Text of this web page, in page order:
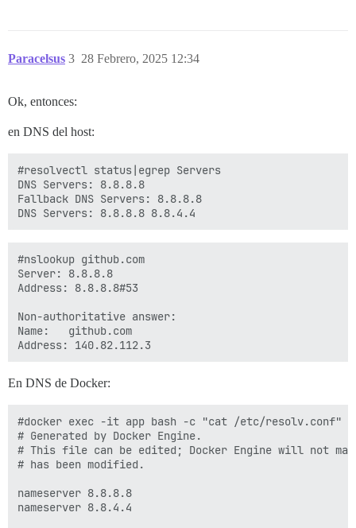
Paracelsus 28 Febrero, 2025 12:34
3
Ok, entonces:
en DNS del host:
#resolvectl status|egrep Servers
DNS Servers: 8.8.8.8
Fallback DNS Servers: 8.8.8.8
#nslookup github.com
Server: 8.8.8.8
Address: 8.8.8.8#53
Non-authoritative answer:
Name:   github.com
En DNS de Docker:
#docker exec -it app bash -c "cat /etc/resolv.conf"
# Generated by Docker Engine.
# This file can be edited; Docker Engine will not
# has been modified.
nameserver 8.8.8.8
nameserver 8.8.4.4